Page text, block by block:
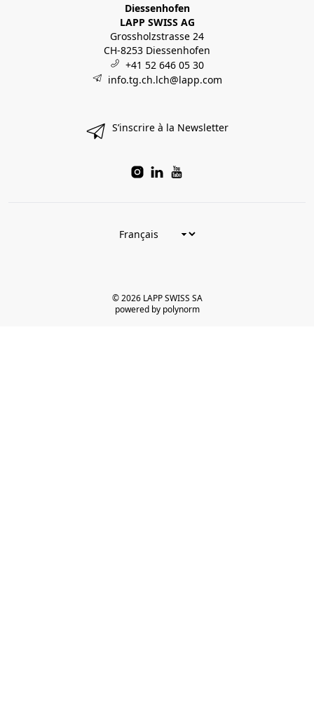
Diessenhofen
LAPP SWISS AG
Grossholzstrasse 24
CH-8253 Diessenhofen
+41 52 646 05 30
info.tg.ch.lch@lapp.com
S’inscrire à la Newsletter
© 2026 LAPP SWISS SA
powered by polynorm